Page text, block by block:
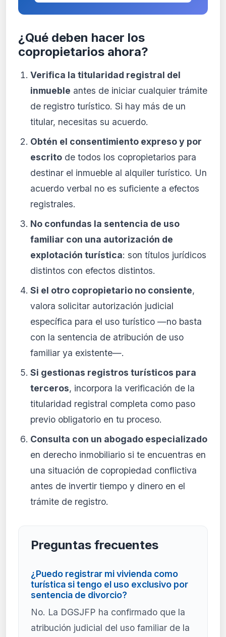
¿Qué deben hacer los
copropietarios ahora?
Verifica la titularidad registral del
inmueble antes de iniciar cualquier trámite
de registro turístico. Si hay más de un
titular, necesitas su acuerdo.
Obtén el consentimiento expreso y por
escrito de todos los copropietarios para
destinar el inmueble al alquiler turístico. Un
acuerdo verbal no es suficiente a efectos
registrales.
No confundas la sentencia de uso
familiar con una autorización de
explotación turística: son títulos jurídicos
distintos con efectos distintos.
Si el otro copropietario no consiente,
valora solicitar autorización judicial
específica para el uso turístico —no basta
con la sentencia de atribución de uso
familiar ya existente—.
Si gestionas registros turísticos para
terceros, incorpora la verificación de la
titularidad registral completa como paso
previo obligatorio en tu proceso.
Consulta con un abogado especializado
en derecho inmobiliario si te encuentras en
una situación de copropiedad conflictiva
antes de invertir tiempo y dinero en el
trámite de registro.
Preguntas frecuentes
¿Puedo registrar mi vivienda como
turística si tengo el uso exclusivo por
sentencia de divorcio?
No. La DGSJFP ha confirmado que la
atribución judicial del uso familiar de la